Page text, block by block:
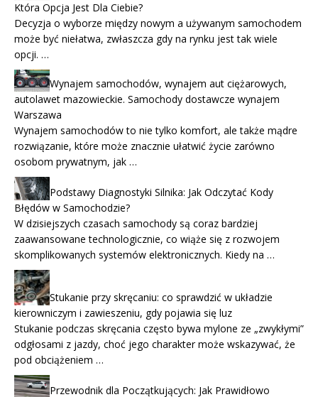
Która Opcja Jest Dla Ciebie?
Decyzja o wyborze między nowym a używanym samochodem
może być niełatwa, zwłaszcza gdy na rynku jest tak wiele
opcji. …
Wynajem samochodów, wynajem aut ciężarowych,
autolawet mazowieckie. Samochody dostawcze wynajem
Warszawa
Wynajem samochodów to nie tylko komfort, ale także mądre
rozwiązanie, które może znacznie ułatwić życie zarówno
osobom prywatnym, jak …
Podstawy Diagnostyki Silnika: Jak Odczytać Kody
Błędów w Samochodzie?
W dzisiejszych czasach samochody są coraz bardziej
zaawansowane technologicznie, co wiąże się z rozwojem
skomplikowanych systemów elektronicznych. Kiedy na …
Stukanie przy skręcaniu: co sprawdzić w układzie
kierowniczym i zawieszeniu, gdy pojawia się luz
Stukanie podczas skręcania często bywa mylone ze „zwykłymi”
odgłosami z jazdy, choć jego charakter może wskazywać, że
pod obciążeniem …
Przewodnik dla Początkujących: Jak Prawidłowo